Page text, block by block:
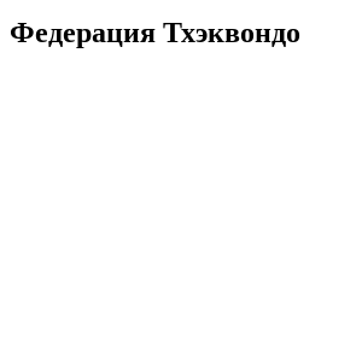
Федерация Тхэквондо